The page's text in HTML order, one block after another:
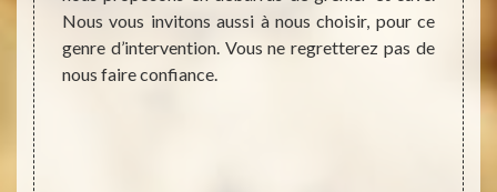
Nous vous invitons aussi à nous choisir, pour ce
genre d’intervention. Vous ne regretterez pas de
nous faire confiance.
et